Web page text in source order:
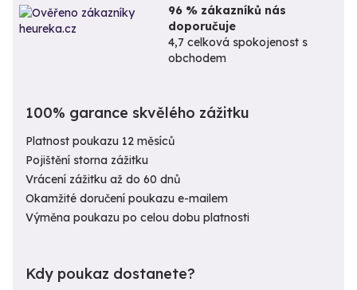
96 % zákazníků nás
doporučuje
4,7 celková spokojenost s
obchodem
100% garance skvělého zážitku
Platnost poukazu 12 měsíců
Pojištění storna zážitku
Vrácení zážitku až do 60 dnů
Okamžité doručení poukazu e-mailem
Výměna poukazu po celou dobu platnosti
Kdy poukaz dostanete?